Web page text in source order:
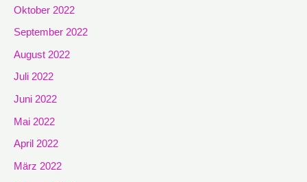
Oktober 2022
September 2022
August 2022
Juli 2022
Juni 2022
Mai 2022
April 2022
März 2022